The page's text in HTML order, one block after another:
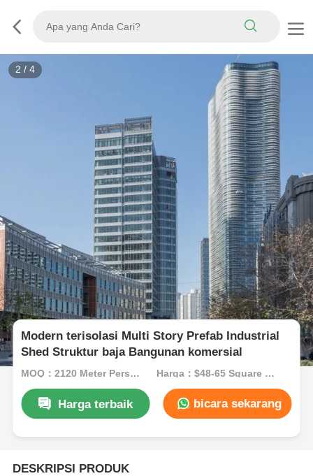
2 / 4
Modern terisolasi Multi Story Prefab Industrial
Shed Struktur baja Bangunan komersial
MOQ：2120 Meter Persegi Harga：$48-65 Square Meters
Harga terbaik bicara sekarang
DESKRIPSI PRODUK